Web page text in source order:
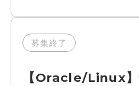
募集終了
【Oracle/Linux